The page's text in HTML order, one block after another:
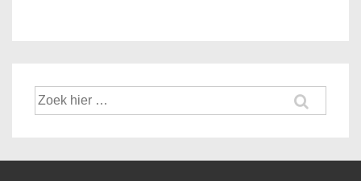
Zoek
naar: